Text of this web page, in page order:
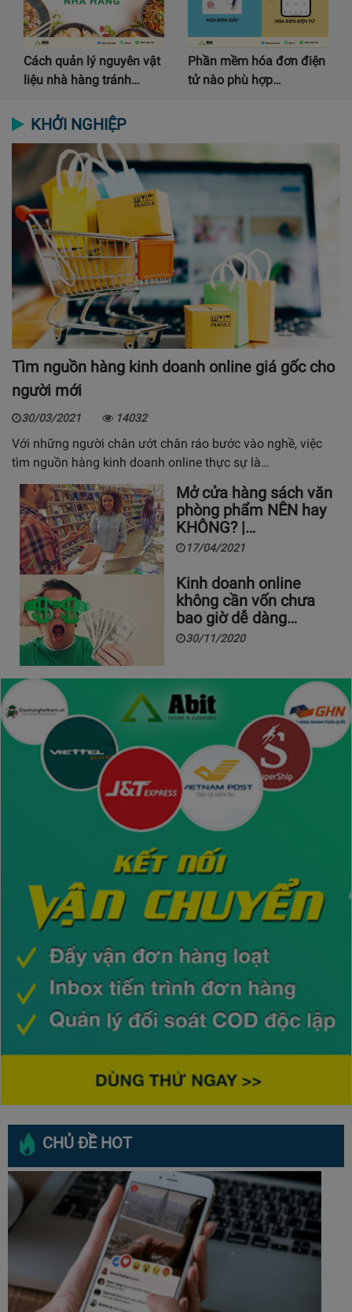
Cách quản lý nguyên vật
liệu nhà hàng tránh…
Phần mềm hóa đơn điện
tử nào phù hợp…
KHỞI NGHIỆP
Tìm nguồn hàng kinh doanh online giá gốc cho
người mới
30/03/2021 14032
Với những người chân ướt chân ráo bước vào nghề, việc
tìm nguồn hàng kinh doanh online thực sự là…
Mở cửa hàng sách văn
phòng phẩm NÊN hay
KHÔNG? |…
17/04/2021
Kinh doanh online
không cần vốn chưa
bao giờ dễ dàng…
30/11/2020
CHỦ ĐỀ HOT